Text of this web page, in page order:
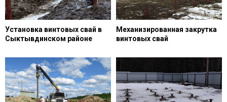
Установка винтовых свай в
Сыктывдинском районе
Механизированная закрутка
винтовых свай